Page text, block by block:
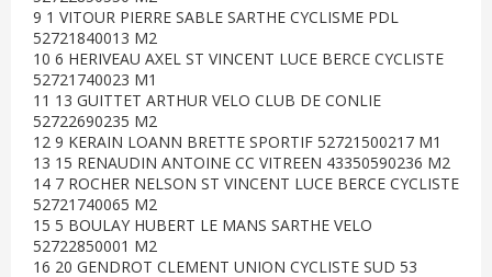
9 1 VITOUR PIERRE SABLE SARTHE CYCLISME PDL
52721840013 M2
10 6 HERIVEAU AXEL ST VINCENT LUCE BERCE CYCLISTE
52721740023 M1
11 13 GUITTET ARTHUR VELO CLUB DE CONLIE
52722690235 M2
12 9 KERAIN LOANN BRETTE SPORTIF 52721500217 M1
13 15 RENAUDIN ANTOINE CC VITREEN 43350590236 M2
14 7 ROCHER NELSON ST VINCENT LUCE BERCE CYCLISTE
52721740065 M2
15 5 BOULAY HUBERT LE MANS SARTHE VELO
52722850001 M2
16 20 GENDROT CLEMENT UNION CYCLISTE SUD 53